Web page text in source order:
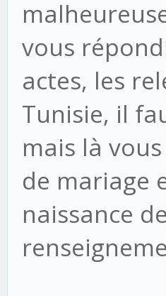
vous
actes, les
Tunisie, il
mais là
de mariage
naissance